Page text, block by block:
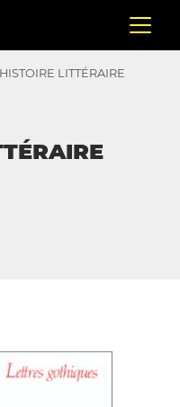
HISTOIRE LITTÉRAIRE